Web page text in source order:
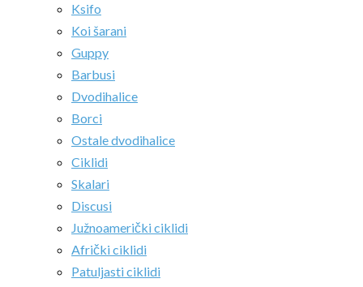
Ksifo
Koi šarani
Guppy
Barbusi
Dvodihalice
Borci
Ostale dvodihalice
Ciklidi
Skalari
Discusi
Južnoamerički ciklidi
Afrički ciklidi
Patuljasti ciklidi